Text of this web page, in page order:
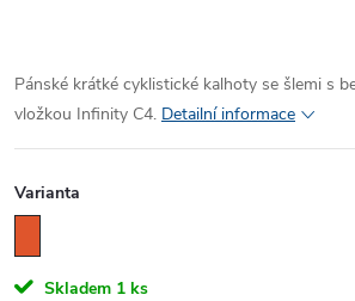
Pánské krátké cyklistické kalhoty se šlemi s
vložkou Infinity C4. Detailní informace
Varianta
Skladem 1 ks